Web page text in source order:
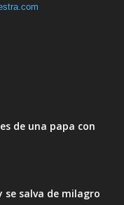
de una papa con
se salva de milagro